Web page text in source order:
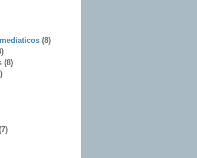
(8)
(8)